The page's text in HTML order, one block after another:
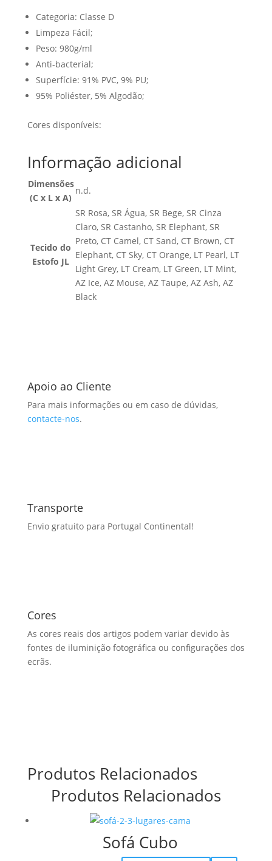
Categoria: Classe D
Limpeza Fácil;
Peso: 980g/ml
Anti-bacterial;
Superfície: 91% PVC, 9% PU;
95% Poliéster, 5% Algodão;
Cores disponíveis:
Informação adicional
Dimensões
(C x L x A)
n.d.
Tecido do
Estofo JL
SR Rosa, SR Água, SR Bege, SR Cinza
Claro, SR Castanho, SR Elephant, SR
Preto, CT Camel, CT Sand, CT Brown, CT
Elephant, CT Sky, CT Orange, LT Pearl, LT
Light Grey, LT Cream, LT Green, LT Mint,
AZ Ice, AZ Mouse, AZ Taupe, AZ Ash, AZ
Black
Apoio ao Cliente
Para mais informações ou em caso de dúvidas,
contacte-nos.
Transporte
Envio gratuito para Portugal Continental!
Cores
As cores reais dos artigos podem variar devido às
fontes de iluminição fotográfica ou configurações dos
ecrãs.
Produtos Relacionados
Produtos Relacionados
Sofá Cubo